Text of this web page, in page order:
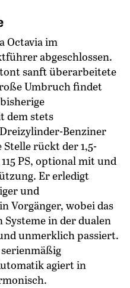
Octavia im
abgeschlossen.
sanft überarbeitete
Umbruch findet
dem stets
Benziner
rückt der 1,5-
PS, optional mit und
Er erledigt
und
Vorgänger, wobei das
Systeme in der dualen
unmerklich passiert.
agiert in